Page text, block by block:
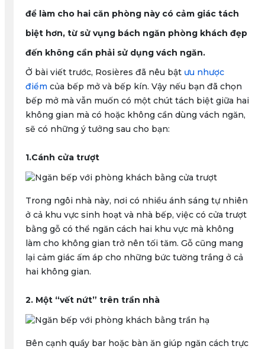
để làm cho hai căn phòng này có cảm giác tách
biệt hơn, từ sử vụng bách ngăn phòng khách đẹp
đến không cần phải sử dụng vách ngăn.
Ở bài viết trước, Rosières đã nêu bật ưu nhược
điểm của bếp mở và bếp kín. Vậy nếu bạn đã chọn
bếp mở mà vẫn muốn có một chút tách biệt giữa hai
không gian mà có hoặc không cần dùng vách ngăn,
sẽ có những ý tưởng sau cho bạn:
1.Cánh cửa trượt
Trong ngôi nhà này, nơi có nhiều ánh sáng tự nhiên
ở cả khu vực sinh hoạt và nhà bếp, việc có cửa trượt
bằng gỗ có thể ngăn cách hai khu vực mà không
làm cho không gian trở nên tối tăm. Gỗ cũng mang
lại cảm giác ấm áp cho những bức tường trắng ở cả
hai không gian.
2. Một “vết nứt” trên trần nhà
Bên cạnh quầy bar hoặc bàn ăn giúp ngăn cách trực